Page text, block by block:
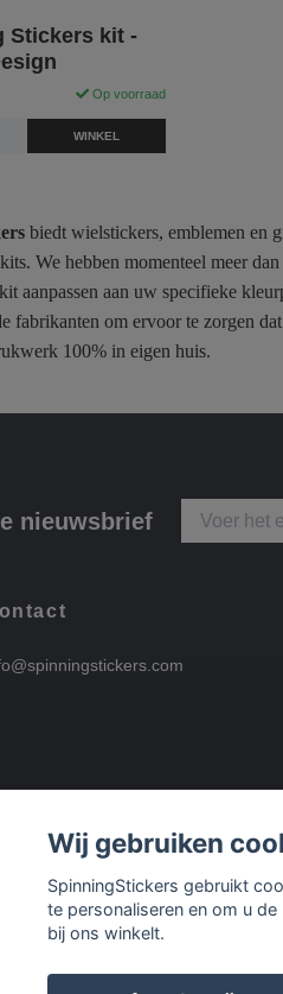
Stickers kit -
Op voorraad
WINKEL
biedt wielstickers, emblemen en
We hebben momenteel meer
aanpassen aan uw specifieke
fabrikanten om ervoor te zorgen
100% in eigen huis.
nieuwsbrief
Wij gebruiken
SpinningStickers gebruikt
te personaliseren en om u
bij ons winkelt.